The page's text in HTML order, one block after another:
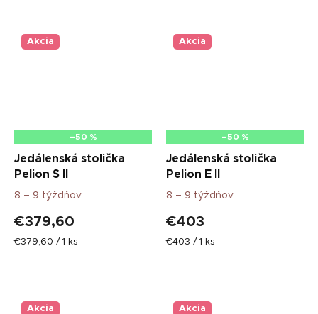
Akcia
–50 %
Jedálenská stolička
Pelion S II
8 – 9 týždňov
€379,60
Jednotková
€379,60 / 1 ks
Akcia
–50 %
Jedálenská stolička
Pelion E II
8 – 9 týždňov
€403
Jednotková
€403 / 1 ks
Akcia Akcia